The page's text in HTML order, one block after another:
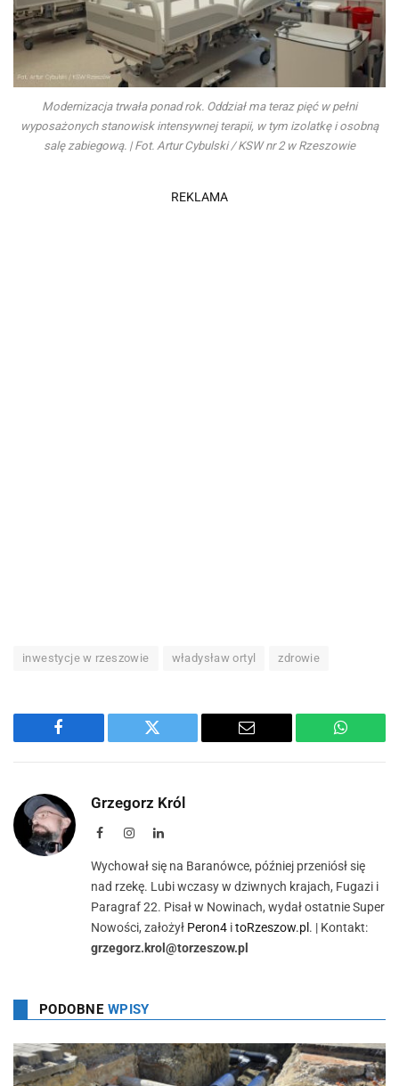
Modernizacja trwała ponad rok. Oddział ma teraz pięć w pełni
wyposażonych stanowisk intensywnej terapii, w tym izolatkę i osobną
salę zabiegową. | Fot. Artur Cybulski / KSW nr 2 w Rzeszowie
REKLAMA
inwestycje w rzeszowie władysław ortyl zdrowie
Facebook Twitter Email
Grzegorz Król
FacebookInstagramLinkedIn
Wychował się na Baranówce, później przeniósł się
nad rzekę. Lubi wczasy w dziwnych krajach, Fugazi i
Paragraf 22. Pisał w Nowinach, wydał ostatnie Super
Nowości, założył Peron4 itoRzeszow.pl . | Kontakt:
grzegorz.krol@torzeszow.pl
PODOBNE WPISY